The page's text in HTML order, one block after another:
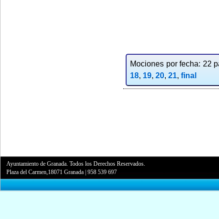
Mociones por fecha: 22
18, 19, 20, 21, final
Ayuntamiento de Granada. Todos los Derechos Reservados.
Plaza del Carmen,18071 Granada |958 539 697